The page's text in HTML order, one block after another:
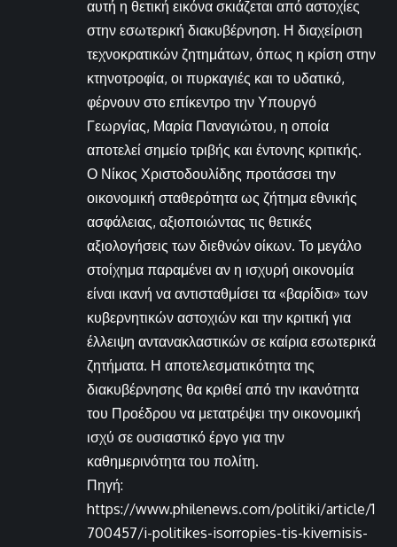
αυτή η θετική εικόνα σκιάζεται από αστοχίες
στην εσωτερική διακυβέρνηση. Η διαχείριση
τεχνοκρατικών ζητημάτων, όπως η κρίση στην
κτηνοτροφία, οι πυρκαγιές και το υδατικό,
φέρνουν στο επίκεντρο την Υπουργό
Γεωργίας, Μαρία Παναγιώτου, η οποία
αποτελεί σημείο τριβής και έντονης κριτικής.
Ο Νίκος Χριστοδουλίδης προτάσσει την
οικονομική σταθερότητα ως ζήτημα εθνικής
ασφάλειας, αξιοποιώντας τις θετικές
αξιολογήσεις των διεθνών οίκων. Το μεγάλο
στοίχημα παραμένει αν η ισχυρή οικονομία
είναι ικανή να αντισταθμίσει τα «βαρίδια» των
κυβερνητικών αστοχιών και την κριτική για
έλλειψη αντανακλαστικών σε καίρια εσωτερικά
ζητήματα. Η αποτελεσματικότητα της
διακυβέρνησης θα κριθεί από την ικανότητα
του Προέδρου να μετατρέψει την οικονομική
ισχύ σε ουσιαστικό έργο για την
καθημερινότητα του πολίτη.
Πηγή:
https://www.philenews.com/politiki/article/1
700457/i-politikes-isorropies-tis-kivernisis-